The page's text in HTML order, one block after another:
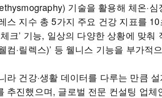
기술을 활용해 체온·심
스 지수 총 5가지 주요 건강 지표를
크’ 기능, 일상의 다양한 상황에 맞춰
컴·릴렉스)’ 등 웰니스 기능을 부가적
라 건강·생활 데이터를 다루는 만큼
추진했으며, 글로벌 전문 컨설팅 업체